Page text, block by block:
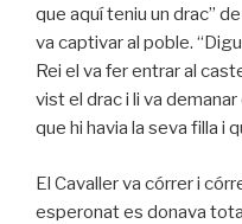
que aquí teniu un drac”
va captivar al poble.
Rei el va fer entrar al
vist el drac i li va
que hi havia la seva filla i
El Cavaller va córrer i
esperonat es donava